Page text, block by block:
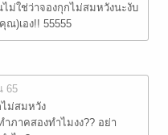
ม่ใช่ว่าจองกุกไม่สมหวังนะงับ
ณ)เอง!! 55555
65
ม่สมหวัง
ภาคสองทำไมงง?? อย่า